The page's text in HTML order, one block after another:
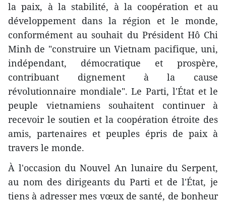
la paix, à la stabilité, à la coopération et au
développement dans la région et le monde,
conformément au souhait du Président Hô Chi
Minh de "construire un Vietnam pacifique, uni,
indépendant, démocratique et prospère,
contribuant dignement à la cause
révolutionnaire mondiale". Le Parti, l'État et le
peuple vietnamiens souhaitent continuer à
recevoir le soutien et la coopération étroite des
amis, partenaires et peuples épris de paix à
travers le monde.
À l'occasion du Nouvel An lunaire du Serpent,
au nom des dirigeants du Parti et de l'État, je
tiens à adresser mes vœux de santé, de bonheur